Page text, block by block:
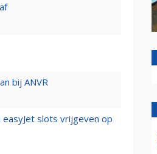
bij ANVR
slots vrijgeven op